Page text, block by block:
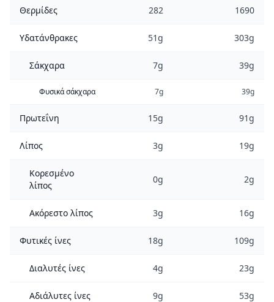
Θερμίδες 282 1690
Υδατάνθρακες 51g 303g
Σάκχαρα 7g 39g
Φυσικά σάκχαρα 7g 39g
Πρωτεΐνη 15g 91g
Λίπος 3g 19g
Κορεσμένο
λίπος
0g 2g
Ακόρεστο λίπος 3g 16g
Φυτικές ίνες 18g 109g
Διαλυτές ίνες 4g 23g
Αδιάλυτες ίνες 9g 53g